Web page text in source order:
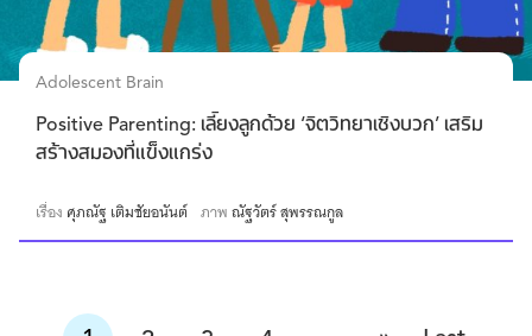
Adolescent Brain
Positive Parenting: เลี้ยงลูกด้วย ‘จิตวิทยาเชิงบวก’ เสริม
สร้างสมองที่แข็งแกร่ง
เรื่อง ศุภณัฐ เติมชัยอนันต์ ภาพณัฐวัตร์ สุพรรณกูล